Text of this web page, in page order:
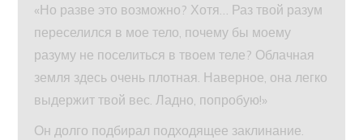
«Но разве это возможно? Хотя… Раз твой разум
переселился в мое тело, почему бы моему
разуму не поселиться в твоем теле? Облачная
земля здесь очень плотная. Наверное, она легко
выдержит твой вес. Ладно, попробую!»
Он долго подбирал подходящее заклинание.